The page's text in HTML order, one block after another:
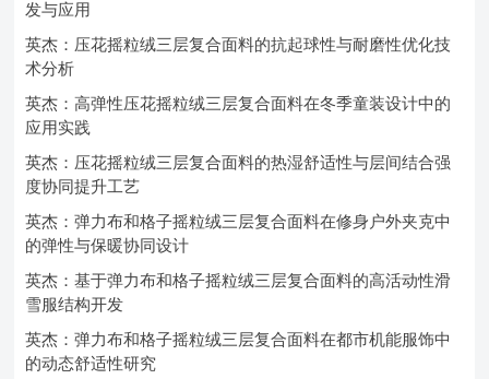
发与应用
英杰：压花摇粒绒三层复合面料的抗起球性与耐磨性优化技
术分析
英杰：高弹性压花摇粒绒三层复合面料在冬季童装设计中的
应用实践
英杰：压花摇粒绒三层复合面料的热湿舒适性与层间结合强
度协同提升工艺
英杰：弹力布和格子摇粒绒三层复合面料在修身户外夹克中
的弹性与保暖协同设计
英杰：基于弹力布和格子摇粒绒三层复合面料的高活动性滑
雪服结构开发
英杰：弹力布和格子摇粒绒三层复合面料在都市机能服饰中
的动态舒适性研究